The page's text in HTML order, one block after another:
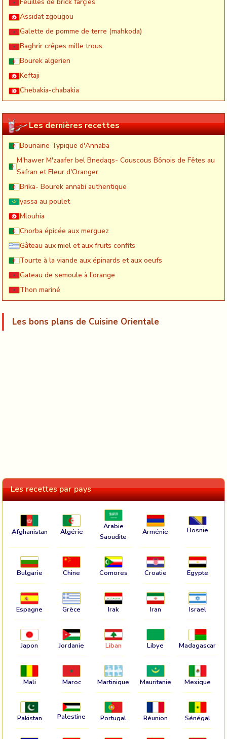
Feuilles de brick farçies
Assidat zgougou
Galette de pomme de terre (mahkoda)
Baghrir crêpes mille trous
Bourek algerien
Keftaji
Chebakia-chabakia
Les dernières recettes
Bounaïne Typique d'Annaba
M'hawer M'zaafer bel Bnedaqs- Couscous Bônois de Fêtes au
Safran et Fleur d'Oranger
Brika- Bourek annabi authentique
yassa au poulet
Mlouhia
Chorba épicée aux merguez
Gâteau aux miel et aux fruits confits
Tourte à la viande aux épinards et aux oeufs
Gateau de semoule à l'orange
Thon mariné
Les bons plans de Cuisine Orientale
Les recettes par pays
Afghanistan Algérie
Arabie
Saoudite
Arménie Bosnie
Bulgarie Chine Comores Croatie Egypte
Espagne Grèce Irak Iran Israel
Japon Jordanie Liban Libye Madagascar
Mali Maroc Martinique Mauritanie Mexique
Pakistan Palestine Portugal Réunion Sénégal